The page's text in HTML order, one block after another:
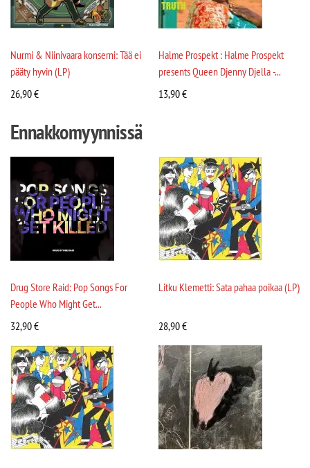
Nurmi & Niinivaara konserni: Tää ei
pääty hyvin (LP)
26,90€
Halme Prospekt : Halme Prospekt
presents Queen Djenny Djella -...
13,90€
Ennakkomyynnissä
Drug Store Raid: Pop Songs For
People Who Might Get...
32,90€
Litku Klemetti: Sata pahaa poikaa (LP)
28,90€